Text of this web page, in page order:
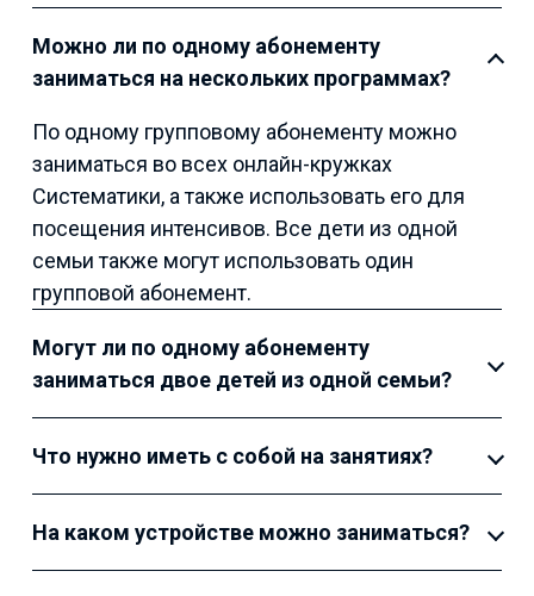
Можно ли по одному абонементу
заниматься на нескольких программах?
По одному групповому абонементу можно
заниматься во всех онлайн-кружках
Систематики, а также использовать его для
посещения интенсивов. Все дети из одной
семьи также могут использовать один
групповой абонемент.
Могут ли по одному абонементу
заниматься двое детей из одной семьи?
Что нужно иметь с собой на занятиях?
На каком устройстве можно заниматься?